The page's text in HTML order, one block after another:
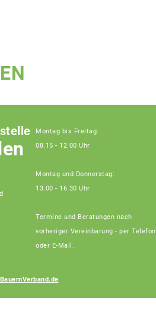
Montag bis Freitag:
08.15 - 12.00 Uhr
Montag und Donnerstag:
13.00 - 16.30 Uhr
Termine und Beratungen nach
vorheriger Vereinbarung - per Telefon
oder E-Mail.